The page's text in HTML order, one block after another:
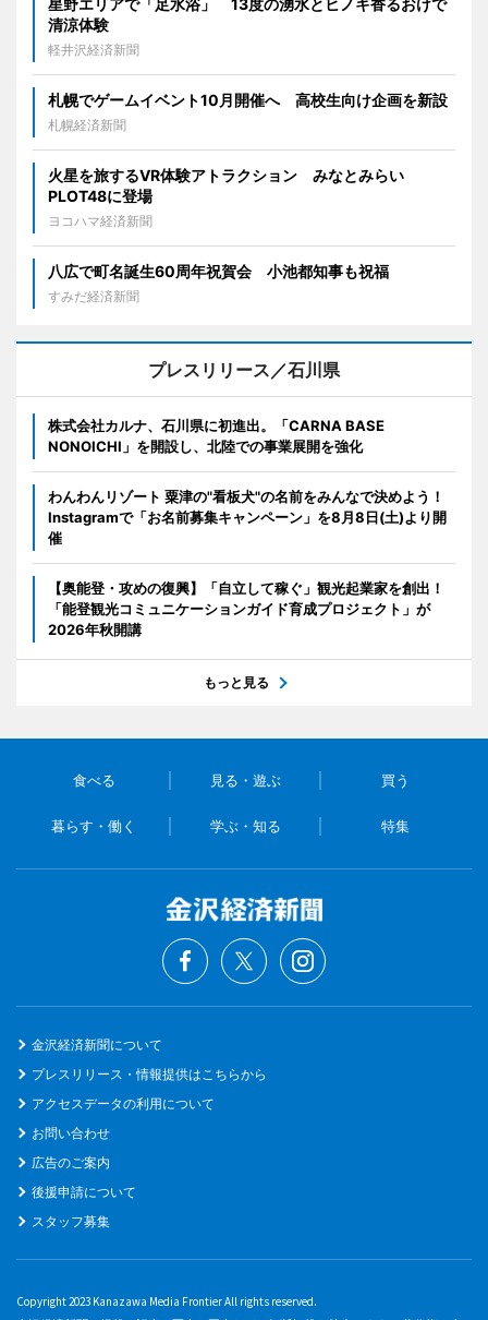
清涼体験
軽井沢経済新聞
札幌でゲームイベント10月開催へ 高校生向け企画を新設
札幌経済新聞
火星を旅するVR体験アトラクション みなとみらい
PLOT48に登場
ヨコハマ経済新聞
八広で町名誕生60周年祝賀会 小池都知事も祝福
すみだ経済新聞
プレスリリース／石川県
株式会社カルナ、石川県に初進出。「CARNA BASE
NONOICHI」を開設し、北陸での事業展開を強化
わんわんリゾート 粟津の"看板犬"の名前をみんなで決めよう！
Instagramで「お名前募集キャンペーン」を8月8日(土)より開
催
【奥能登・攻めの復興】「自立して稼ぐ」観光起業家を創出！
「能登観光コミュニケーションガイド育成プロジェクト」が
2026年秋開講
もっと見る
食べる 見る・遊ぶ 買う
暮らす・働く 学ぶ・知る 特集
金沢経済新聞について
プレスリリース・情報提供はこちらから
アクセスデータの利用について
お問い合わせ
広告のご案内
後援申請について
スタッフ募集
Copyright 2023 Kanazawa Media Frontier All rights reserved.